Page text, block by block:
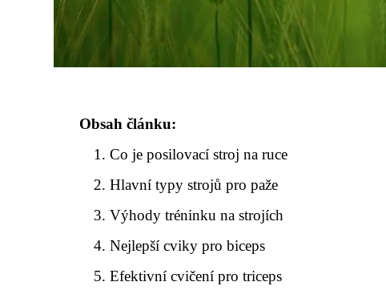
Obsah článku:
Co je posilovací stroj na ruce
Hlavní typy strojů pro paže
Výhody tréninku na strojích
Nejlepší cviky pro biceps
Efektivní cvičení pro triceps